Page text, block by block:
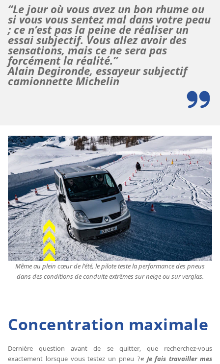
“Le jour où vous avez un bon rhume ou
si vous vous sentez mal dans votre peau
; ce n’est pas la peine de réaliser un
essai subjectif. Vous allez avoir des
sensations, mais ce ne sera pas
forcément la réalité.”
Alain Degironde, essayeur subjectif
camionnette Michelin
Même au plein cœur de l’été, le pilote teste la performance des pneus
dans des conditions de conduite extrêmes sur neige ou sur verglas.
Concentration maximale
Dernière question avant de se quitter, que recherchez-vous
exactement lorsque vous testez un pneu ?« Je fais travailler mes